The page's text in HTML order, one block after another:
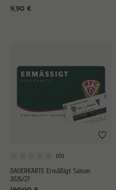
9,90 €
DAUERKARTE Ermäßigt Saison
2026/27